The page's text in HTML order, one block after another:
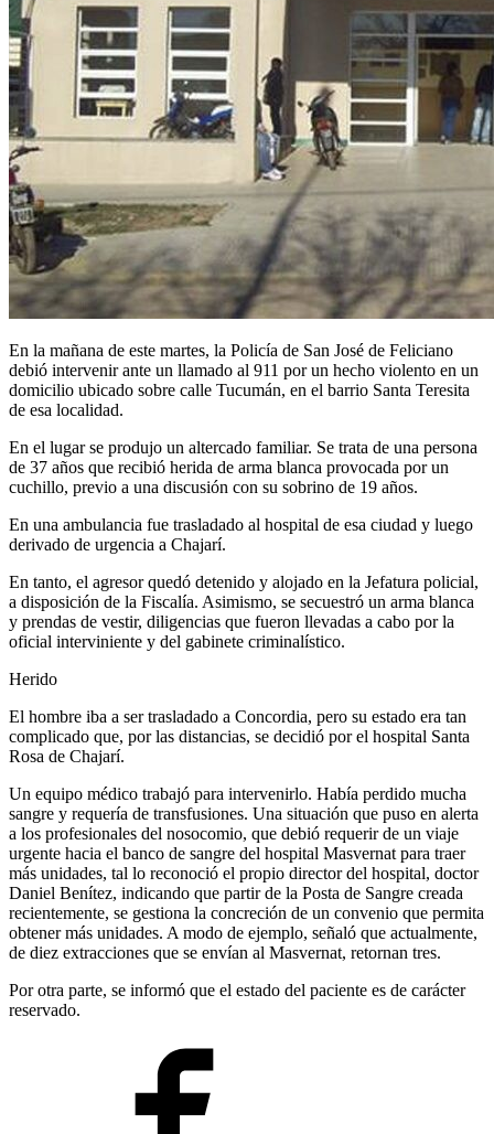
En la mañana de este martes, la Policía de San José de Feliciano
debió intervenir ante un llamado al 911 por un hecho violento en un
domicilio ubicado sobre calle Tucumán, en el barrio Santa Teresita
de esa localidad.
En el lugar se produjo un altercado familiar. Se trata de una persona
de 37 años que recibió herida de arma blanca provocada por un
cuchillo, previo a una discusión con su sobrino de 19 años.
En una ambulancia fue trasladado al hospital de esa ciudad y luego
derivado de urgencia a Chajarí.
En tanto, el agresor quedó detenido y alojado en la Jefatura policial,
a disposición de la Fiscalía. Asimismo, se secuestró un arma blanca
y prendas de vestir, diligencias que fueron llevadas a cabo por la
oficial interviniente y del gabinete criminalístico.
Herido
El hombre iba a ser trasladado a Concordia, pero su estado era tan
complicado que, por las distancias, se decidió por el hospital Santa
Rosa de Chajarí.
Un equipo médico trabajó para intervenirlo. Había perdido mucha
sangre y requería de transfusiones. Una situación que puso en alerta
a los profesionales del nosocomio, que debió requerir de un viaje
urgente hacia el banco de sangre del hospital Masvernat para traer
más unidades, tal lo reconoció el propio director del hospital, doctor
Daniel Benítez, indicando que partir de la Posta de Sangre creada
recientemente, se gestiona la concreción de un convenio que permita
obtener más unidades. A modo de ejemplo, señaló que actualmente,
de diez extracciones que se envían al Masvernat, retornan tres.
Por otra parte, se informó que el estado del paciente es de carácter
reservado.